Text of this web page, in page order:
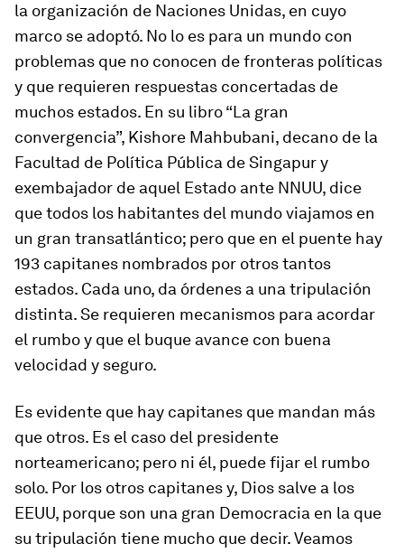
la organización de Naciones Unidas, en cuyo
marco se adoptó. No lo es para un mundo con
problemas que no conocen de fronteras políticas
y que requieren respuestas concertadas de
muchos estados. En su libro “La gran
convergencia”, Kishore Mahbubani, decano de la
Facultad de Política Pública de Singapur y
exembajador de aquel Estado ante NNUU, dice
que todos los habitantes del mundo viajamos en
un gran transatlántico; pero que en el puente hay
193 capitanes nombrados por otros tantos
estados. Cada uno, da órdenes a una tripulación
distinta. Se requieren mecanismos para acordar
el rumbo y que el buque avance con buena
velocidad y seguro.
Es evidente que hay capitanes que mandan más
que otros. Es el caso del presidente
norteamericano; pero ni él, puede fijar el rumbo
solo. Por los otros capitanes y, Dios salve a los
EEUU, porque son una gran Democracia en la que
su tripulación tiene mucho que decir. Veamos